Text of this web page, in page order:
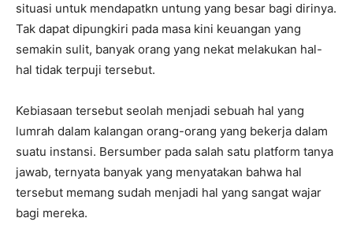
situasi untuk mendapatkn untung yang besar bagi dirinya.
Tak dapat dipungkiri pada masa kini keuangan yang
semakin sulit, banyak orang yang nekat melakukan hal-
hal tidak terpuji tersebut.
Kebiasaan tersebut seolah menjadi sebuah hal yang
lumrah dalam kalangan orang-orang yang bekerja dalam
suatu instansi. Bersumber pada salah satu platform tanya
jawab, ternyata banyak yang menyatakan bahwa hal
tersebut memang sudah menjadi hal yang sangat wajar
bagi mereka.